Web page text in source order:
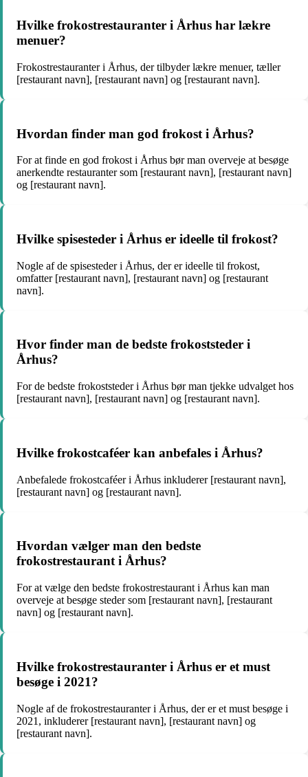
Hvilke frokostrestauranter i Århus har lækre
menuer?
Frokostrestauranter i Århus, der tilbyder lækre menuer, tæller
[restaurant navn], [restaurant navn] og [restaurant navn].
Hvordan finder man god frokost i Århus?
For at finde en god frokost i Århus bør man overveje at besøge
anerkendte restauranter som [restaurant navn], [restaurant navn]
og [restaurant navn].
Hvilke spisesteder i Århus er ideelle til frokost?
Nogle af de spisesteder i Århus, der er ideelle til frokost,
omfatter [restaurant navn], [restaurant navn] og [restaurant
navn].
Hvor finder man de bedste frokoststeder i
Århus?
For de bedste frokoststeder i Århus bør man tjekke udvalget hos
[restaurant navn], [restaurant navn] og [restaurant navn].
Hvilke frokostcaféer kan anbefales i Århus?
Anbefalede frokostcaféer i Århus inkluderer [restaurant navn],
[restaurant navn] og [restaurant navn].
Hvordan vælger man den bedste
frokostrestaurant i Århus?
For at vælge den bedste frokostrestaurant i Århus kan man
overveje at besøge steder som [restaurant navn], [restaurant
navn] og [restaurant navn].
Hvilke frokostrestauranter i Århus er et must
besøge i 2021?
Nogle af de frokostrestauranter i Århus, der er et must besøge i
2021, inkluderer [restaurant navn], [restaurant navn] og
[restaurant navn].